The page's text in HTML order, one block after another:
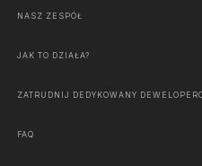
NASZ ZESPÓŁ
JAK TO DZIAŁA?
ZATRUDNIJ DEDYKOWANY
FAQ